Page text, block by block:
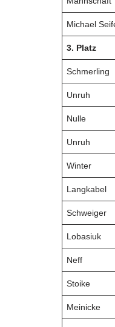
Michael
3. Platz
Schmerling
Unruh
Nulle
Unruh
Winter
Langkabel
Schweiger
Lobasiuk
Neff
Stoike
Meinicke